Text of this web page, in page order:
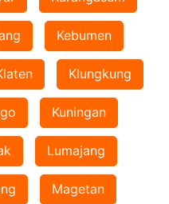
Kebumen
Klungkung
Kuningan
Lumajang
Magetan